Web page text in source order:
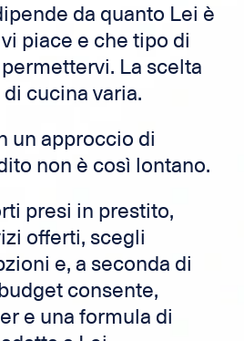
da quanto Lei è
piace e che tipo di
La scelta
cucina varia.
un approccio di
non è così lontano.
presi in prestito,
offerti, scegli
e, a seconda di
consente,
e una formula di